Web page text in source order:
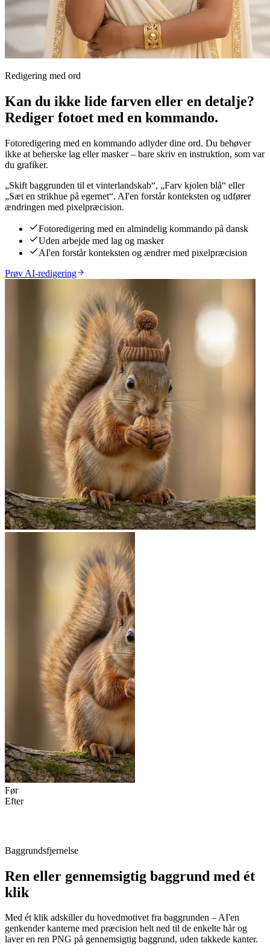
Redigering med ord
Kan du ikke lide farven eller en detalje?
Rediger fotoet med en kommando.
Fotoredigering med en kommando adlyder dine ord. Du behøver
ikke at beherske lag eller masker – bare skriv en instruktion, som var
du grafiker.
„Skift baggrunden til et vinterlandskab“, „Farv kjolen blå“ eller
„Sæt en strikhue på egernet“. AI'en forstår konteksten og udfører
ændringen med pixelpræcision.
Fotoredigering med en almindelig kommando på dansk
Uden arbejde med lag og masker
AI'en forstår konteksten og ændrer med pixelpræcision
Prøv AI-redigering
Før
Efter
Baggrundsfjernelse
Ren eller gennemsigtig baggrund med ét
klik
Med ét klik adskiller du hovedmotivet fra baggrunden – AI'en
genkender kanterne med præcision helt ned til de enkelte hår og
laver en ren PNG på gennemsigtig baggrund, uden takkede kanter.